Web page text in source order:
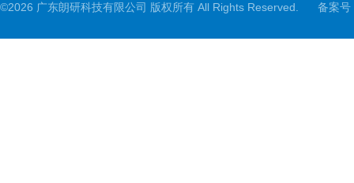
©2026 广东朗研科技有限公司 版权所有 All Rights Reserved. 备案号